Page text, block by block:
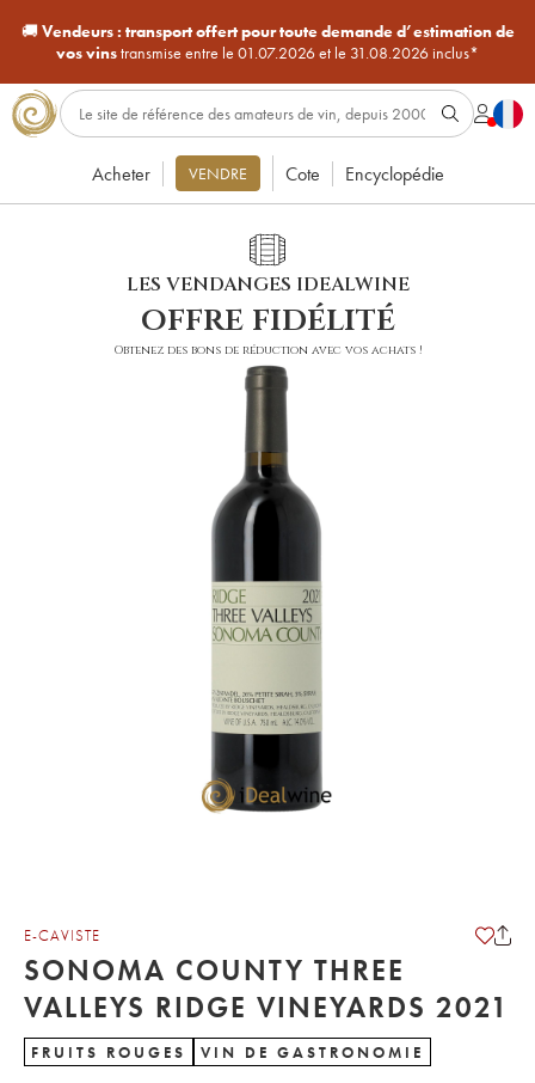
🚚Vendeurs : transport offert pour toute demande d’estimation de
vos vinstransmise entre le 01.07.2026 et le 31.08.2026 inclus*
Acheter VENDRE Cote Encyclopédie
LES VENDANGES IDEALWINE
offre fidélité
Obtenez des bons de réduction avec vos achats !
E-CAVISTE
SONOMA COUNTY THREE
VALLEYS RIDGE VINEYARDS 2021
FRUITS ROUGES VIN DE GASTRONOMIE